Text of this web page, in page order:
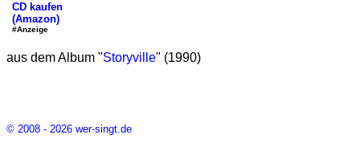
CD kaufen
(Amazon)
#Anzeige
aus dem Album "Storyville" (1990)
© 2008 - 2026 wer-singt.de